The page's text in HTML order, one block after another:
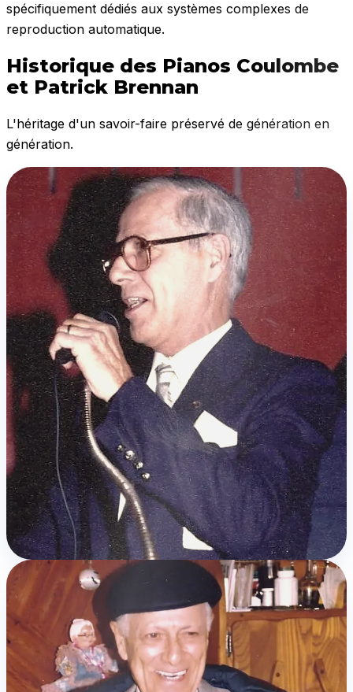
spécifiquement dédiés aux systèmes complexes de
reproduction automatique.
Historique des Pianos Coulombe
et Patrick Brennan
L'héritage d'un savoir-faire préservé de génération en
génération.